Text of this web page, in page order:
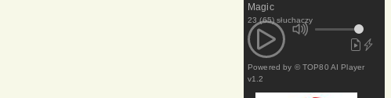
Magic
23 (65) słuchaczy
Powered by © TOP80 AI Player
v1.2